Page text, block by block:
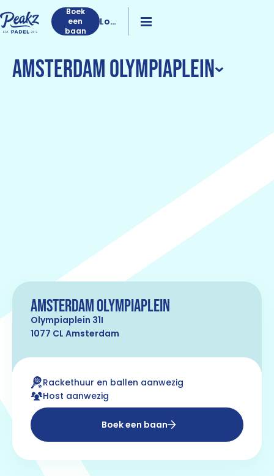
Boek
een
baan
Log
Amsterdam Olympiaplein
Amsterdam Olympiaplein
Olympiaplein 31I
1077 CL Amsterdam
Rackethuur en ballen aanwezig
Host aanwezig
Boek een baan